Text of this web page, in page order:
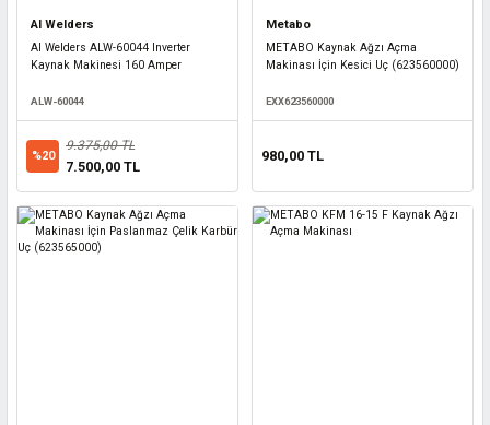
Al Welders
Al Welders ALW-60044 Inverter
Kaynak Makinesi 160 Amper
ALW-60044
%20
9.375,00 TL
7.500,00 TL
Metabo
METABO Kaynak Ağzı Açma
Makinası İçin Kesici Uç (623560000)
EXX623560000
980,00 TL